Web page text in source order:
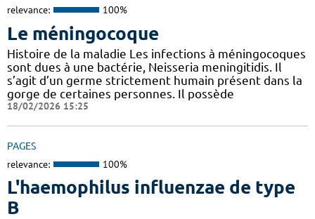
relevance: 100%
Le méningocoque
Histoire de la maladie Les infections à méningocoques
sont dues à une bactérie, Neisseria meningitidis. Il
s’agit d’un germe strictement humain présent dans la
gorge de certaines personnes. Il possède
18/02/2026 15:25
PAGES
relevance: 100%
L'haemophilus influenzae de type
B